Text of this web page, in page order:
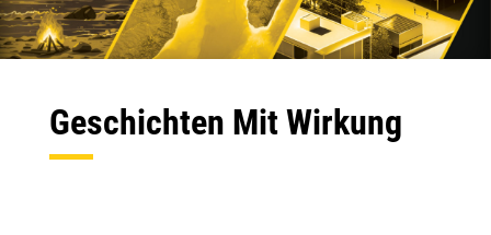
Geschichten Mit Wirkung